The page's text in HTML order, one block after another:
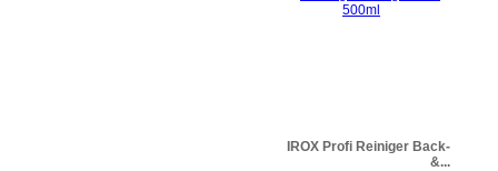
IROX Profi Reiniger Back-
&...